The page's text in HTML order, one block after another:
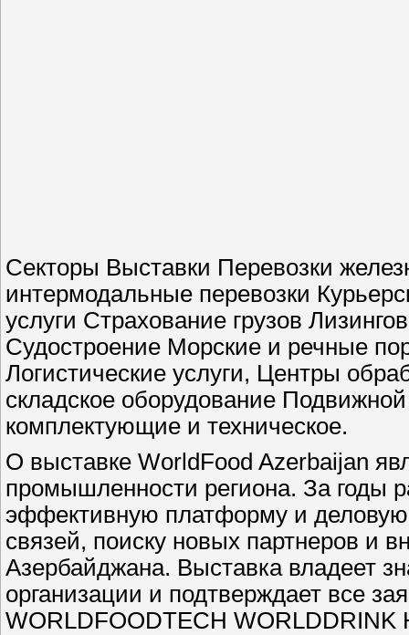
Секторы Выставки Перевозки
интермодальные перевозки
услуги Страхование грузов
Судостроение Морские и речные
Логистические услуги, Центры
складское оборудование
комплектующие и техническое.
О выставке WorldFood Azerbaijan
промышленности региона. За годы
эффективную платформу и
связей, поиску новых партнеров и
Азербайджана. Выставка владеет
организации и подтверждает все
WORLDFOODTECH WORLDDRINK